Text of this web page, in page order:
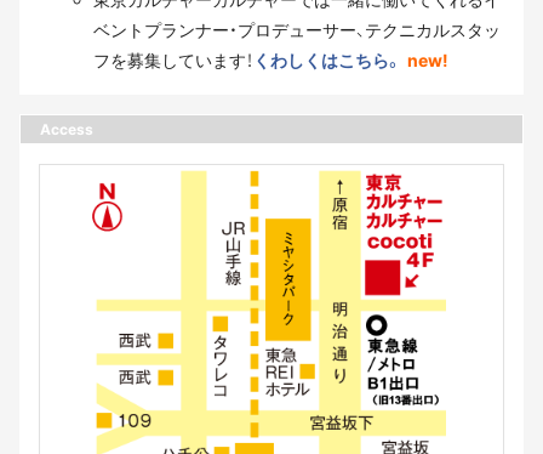
ベントプランナー・プロデューサー、テクニカルスタッ
フを募集しています！ くわしくはこちら。 new!
Access